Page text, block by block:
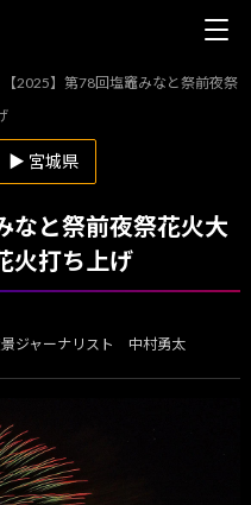
【2025】第78回塩竈みなと祭前夜祭
▶ 宮城県
なと祭前夜祭花火大
火打ち上げ
ジャーナリスト 中村勇太